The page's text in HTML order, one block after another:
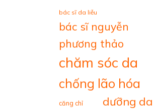
bác sĩ da liễu
bác sĩ nguyễn
phương thảo
chăm sóc da
chống lão hóa
căng chỉ dưỡng da